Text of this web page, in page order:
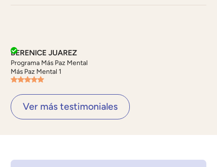
BERENICE JUAREZ
Programa Más Paz Mental
Más Paz Mental 1
Ver más testimoniales